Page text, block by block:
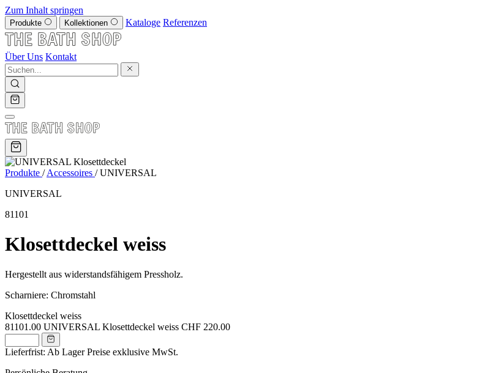
Zum Inhalt springen
Produkte Kollektionen Kataloge Referenzen
Über Uns Kontakt
Produkte / Accessoires / UNIVERSAL
UNIVERSAL
81101
Klosettdeckel weiss
Hergestellt aus widerstandsfähigem Pressholz.
Scharniere: Chromstahl
Klosettdeckel weiss
81101.00 UNIVERSAL Klosettdeckel weiss CHF 220.00
Lieferfrist: Ab Lager Preise exklusive MwSt.